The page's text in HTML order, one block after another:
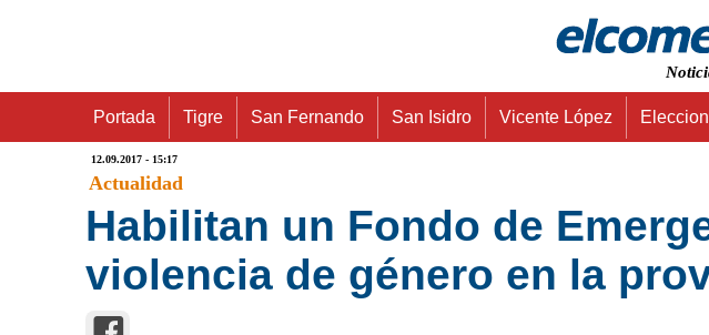
Portada Tigre San Fernando San Isidro Vicente López
12.09.2017 - 15:17
Actualidad
Habilitan un Fondo de
violencia de género en la